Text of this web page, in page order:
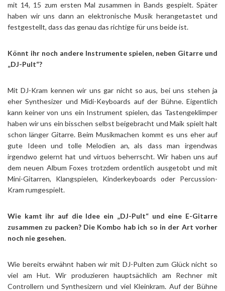
mit 14, 15 zum ersten Mal zusammen in Bands gespielt. Später
haben wir uns dann an elektronische Musik herangetastet und
festgestellt, dass das genau das richtige für uns beide ist.
Könnt ihr noch andere Instrumente spielen, neben Gitarre und
„DJ-Pult“?
Mit DJ-Kram kennen wir uns gar nicht so aus, bei uns stehen ja
eher Synthesizer und Midi-Keyboards auf der Bühne. Eigentlich
kann keiner von uns ein Instrument spielen, das Tastengeklimper
haben wir uns ein bisschen selbst beigebracht und Maik spielt halt
schon länger Gitarre. Beim Musikmachen kommt es uns eher auf
gute Ideen und tolle Melodien an, als dass man irgendwas
irgendwo gelernt hat und virtuos beherrscht. Wir haben uns auf
dem neuen Album Foxes trotzdem ordentlich ausgetobt und mit
Mini-Gitarren, Klangspielen, Kinderkeyboards oder Percussion-
Kram rumgespielt.
Wie kamt ihr auf die Idee ein „DJ-Pult“ und eine E-Gitarre
zusammen zu packen? Die Kombo hab ich so in der Art vorher
noch nie gesehen.
Wie bereits erwähnt haben wir mit DJ-Pulten zum Glück nicht so
viel am Hut. Wir produzieren hauptsächlich am Rechner mit
Controllern und Synthesizern und viel Kleinkram. Auf der Bühne